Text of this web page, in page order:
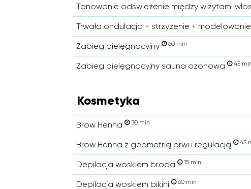
Tonowanie odświeżenie między wizytami
Trwała ondulacja + strzyżenie + modelowanie
Zabieg pielęgnacyjny 60 min
Zabieg pielęgnacyjny sauna ozonowa 45
Kosmetyka
Brow Henna 30 min
Brow Henna z geometrią brwi i regulacją 45
Depilacja woskiem broda 15 min
Depilacja woskiem bikini 60 min